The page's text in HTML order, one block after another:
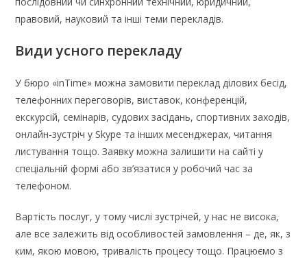
правовий, науковий та інші теми перекладів.
Види усного перекладу
У бюро «inTime» можна замовити переклад ділових бесід,
телефонних переговорів, виставок, конференцій,
екскурсій, семінарів, судових засідань, спортивних заходів,
онлайн-зустріч у Skype та інших месенджерах, читання
листування тощо. Заявку можна залишити на сайті у
спеціальній формі або зв’язатися у робочий час за
телефоном.
Вартість послуг, у тому числі зустрічей, у нас не висока,
але все залежить від особливостей замовлення – де, як, з
ким, якою мовою, тривалість процесу тощо. Працюємо з